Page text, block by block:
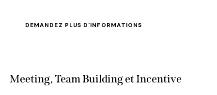
DEMANDEZ PLUS D'INFORMATIONS
Meeting, Team Building et Incentive